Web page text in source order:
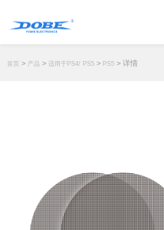
下载专区
经销商
首页 > 产品 > 适用于PS4/ PS5 > PS5 > 详情